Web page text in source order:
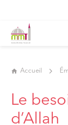
Accueil
Le
d’Allah